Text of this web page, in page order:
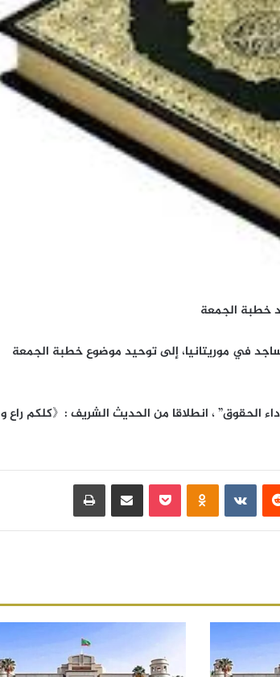
خطبة الجمعة
في موريتانيا، إلى توحيد موضوع خطبة الجمعة
الحقوق” ، انطلاقا من الحديث الشريف :《كلكم راع و
بوكيت مشاركة عبر البريد